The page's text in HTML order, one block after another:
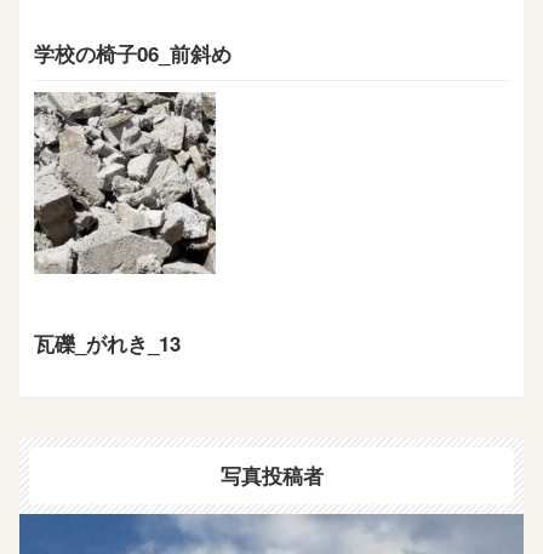
学校の椅子06_前斜め
瓦礫_がれき_13
写真投稿者